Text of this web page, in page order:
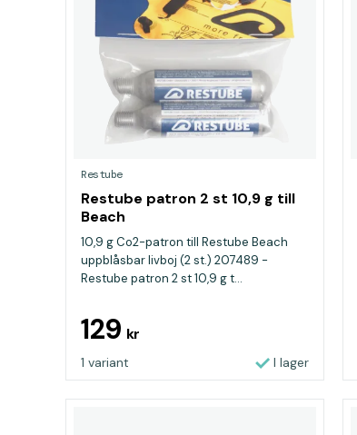
Restube
Restube patron 2 st 10,9 g till
Beach
10,9 g Co2-patron till Restube Beach
uppblåsbar livboj (2 st.) 207489 -
Restube patron 2 st 10,9 g t...
129 kr
1 variant I lager